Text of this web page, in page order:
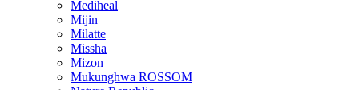
Mediheal
Mijin
Milatte
Missha
Mizon
Mukunghwa ROSSOM